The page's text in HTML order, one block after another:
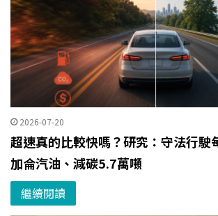
2026-07-20
超速真的比較快嗎？研究：守法行駛
加侖汽油、減碳5.7萬噸
繼續閱讀